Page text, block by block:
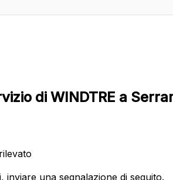
di WINDTRE a
inviare una segnalazione di seguito.